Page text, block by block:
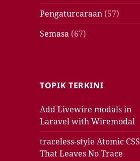
Pengaturcaraan (57)
Semasa (67)
TOPIK TERKINI
Add Livewire modals in
Laravel with Wiremodal
traceless-style Atomic CSS
That Leaves No Trace